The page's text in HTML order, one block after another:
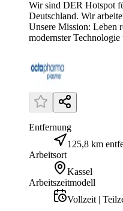
Wir sind DER Hotspot
Deutschland. Wir
Unsere Mission: Leben
modernster Technologie
Entfernung
125,8 km
Arbeitsort
Kassel
Arbeitszeitmodell
Vollzeit |